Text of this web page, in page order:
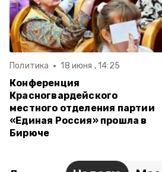
Политика 18 июня , 14:25
Конференция
Красногвардейского
местного отделения партии
«Единая Россия» прошла в
Бирюче